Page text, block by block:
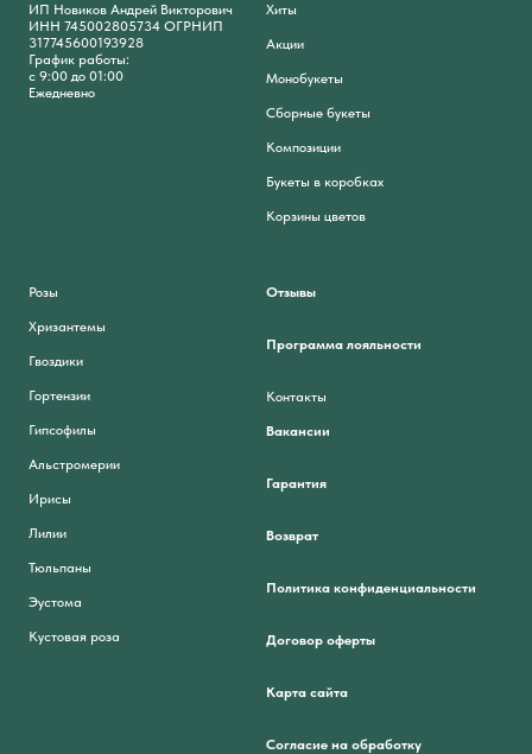
ИП Новиков Андрей Викторович
ИНН 745002805734 ОГРНИП
317745600193928
График работы:
с 9:00 до 01:00
Ежедневно
Хиты
Акции
Монобукеты
Сборные букеты
Композиции
Букеты в коробках
Корзины цветов
Розы
Хризантемы
Гвоздики
Гортензии
Гипсофилы
Альстромерии
Ирисы
Лилии
Тюльпаны
Эустома
Кустовая роза
Отзывы
Программа лояльности
Контакты
Вакансии
Гарантия
Возврат
Политика конфиденциальности
Договор оферты
Карта сайта
Согласие на обработку